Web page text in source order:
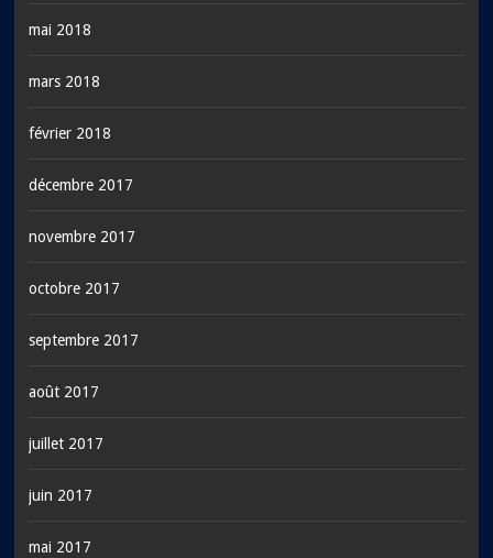
mai 2018
mars 2018
février 2018
décembre 2017
novembre 2017
octobre 2017
septembre 2017
août 2017
juillet 2017
juin 2017
mai 2017